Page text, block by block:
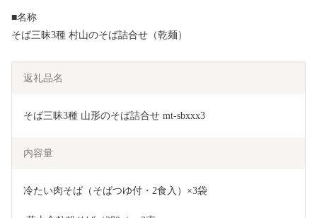
■名称
そば三昧3種 村山のそば詰合せ（乾麺）
返礼品名
そば三昧3種 山形のそば詰合せ mt-sbxxx3
内容量
冷たい肉そば（そばつゆ付・2食入）×3袋